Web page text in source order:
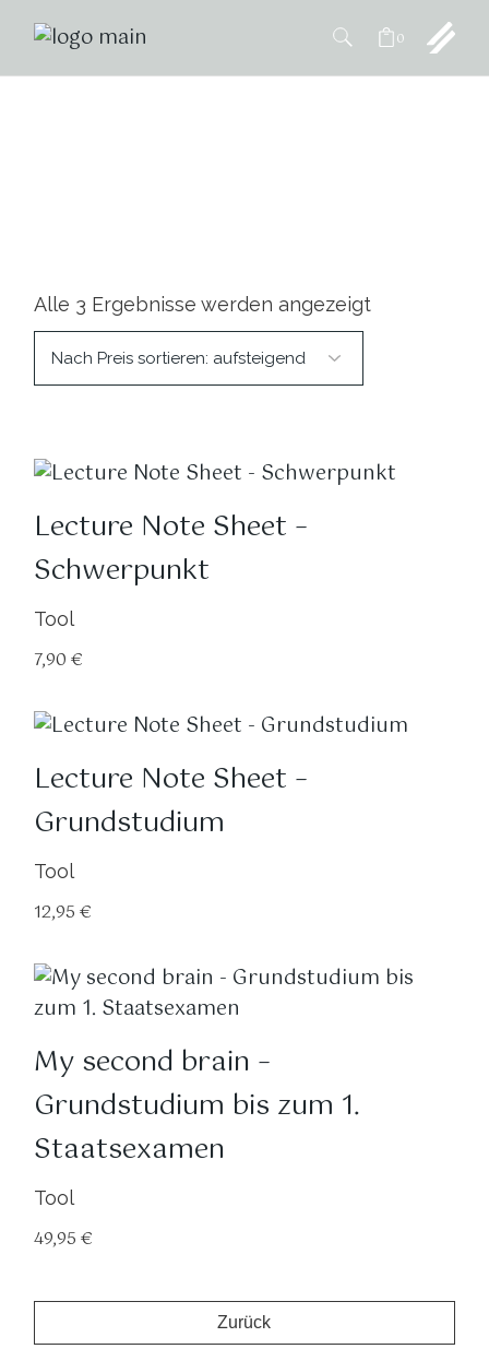
0
Grundstudium
Zurück
Alle 3 Ergebnisse werden angezeigt
Lecture Note Sheet –
Schwerpunkt
Tool
7,90€
Lecture Note Sheet –
Grundstudium
Tool
12,95€
My second brain –
Grundstudium bis zum 1.
Staatsexamen
Tool
49,95€